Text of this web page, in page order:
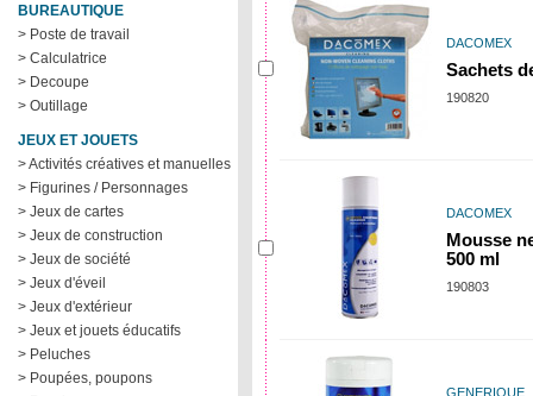
BUREAUTIQUE
> Poste de travail
> Calculatrice
> Decoupe
> Outillage
JEUX ET JOUETS
> Activités créatives et manuelles
> Figurines / Personnages
> Jeux de cartes
> Jeux de construction
> Jeux de société
> Jeux d'éveil
> Jeux d'extérieur
> Jeux et jouets éducatifs
> Peluches
> Poupées, poupons
DACOMEX
Sachets
190820
DACOMEX
Mousse
500 ml
190803
GENERIQUE